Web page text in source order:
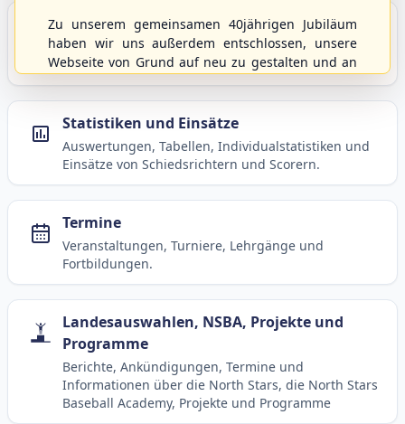
Spielbetrieb
Ligen, Spielpläne, Statistiken und Informationen
zum laufenden Spielbetrieb.
Statistiken und Einsätze
Auswertungen, Tabellen, Individualstatistiken und
Einsätze von Schiedsrichtern und Scorern.
Termine
Veranstaltungen, Turniere, Lehrgänge und
Fortbildungen.
Landesauswahlen, NSBA, Projekte und
Programme
Berichte, Ankündigungen, Termine und
Informationen über die North Stars, die North Stars
Baseball Academy, Projekte und Programme
Zu unserem gemeinsamen 40jährigen Jubiläum
haben wir uns außerdem entschlossen, unsere
Webseite von Grund auf neu zu gestalten und an
Dabei wurden die Nutzernamen und Kennworte
mit den Berechtigungen von der alten Homepage
hierher kopiert und sollten weiterhin
uneingeschränkt genutzt werden können.
gerne an die Verbandsadresse
schicken.